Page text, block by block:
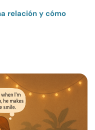
relación y cómo